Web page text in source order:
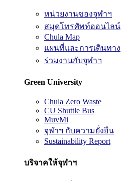
หน่วยงานของจุฬาฯ
สมุดโทรศัพท์ออนไลน์
Chula Map
แผนที่และการเดินทาง
ร่วมงานกับจุฬาฯ
Green University
Chula Zero Waste
CU Shuttle Bus
MuvMi
จุฬาฯ กับความยั่งยืน
Sustainability Report
บริจาคให้จุฬาฯ